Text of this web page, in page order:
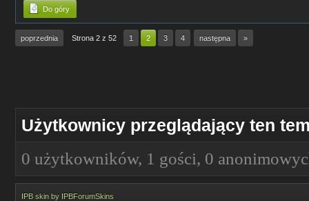
Do góry
poprzednia Strona 2 z 52 1 2 3 4 następna »
Użytkownicy przeglądający ten
0 użytkowników, 1 gości, 0
IPB skin by IPBForumSkins